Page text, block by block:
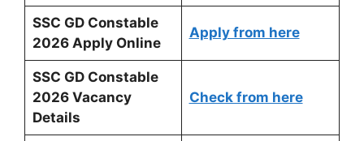
SSC GD Constable
2026 Apply Online
Apply from here
SSC GD Constable
2026 Vacancy
Details
Check from here